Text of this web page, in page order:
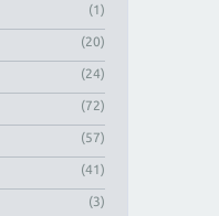
(1)
(20)
(24)
(72)
(57)
(41)
(3)